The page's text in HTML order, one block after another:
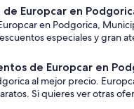
Europcar en
en Podgorica,
especiales y gran
de Europcar en
al mejor precio.
Si quieres ver otras